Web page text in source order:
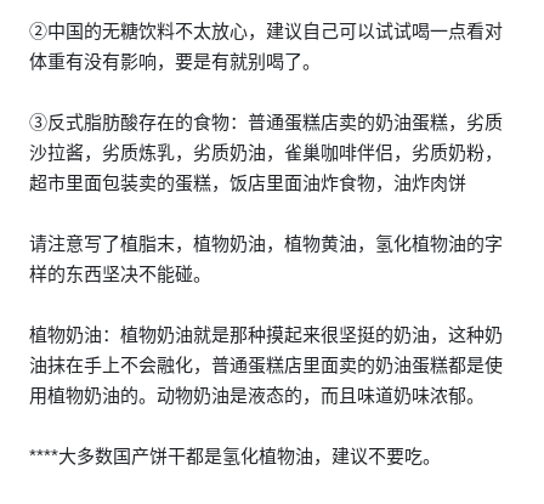
②中国的无糖饮料不太放心，建议自己可以试试喝一点看对
体重有没有影响，要是有就别喝了。
③反式脂肪酸存在的食物：普通蛋糕店卖的奶油蛋糕，劣质
沙拉酱，劣质炼乳，劣质奶油，雀巢咖啡伴侣，劣质奶粉，
超市里面包装卖的蛋糕，饭店里面油炸食物，油炸肉饼
请注意写了植脂末，植物奶油，植物黄油，氢化植物油的字
样的东西坚决不能碰。
植物奶油：植物奶油就是那种摸起来很坚挺的奶油，这种奶
油抹在手上不会融化，普通蛋糕店里面卖的奶油蛋糕都是使
用植物奶油的。动物奶油是液态的，而且味道奶味浓郁。
****大多数国产饼干都是氢化植物油，建议不要吃。